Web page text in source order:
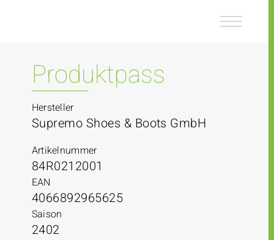
Produktpass
Hersteller
Supremo Shoes & Boots GmbH
Artikelnummer
84R0212001
EAN
4066892965625
Saison
2402